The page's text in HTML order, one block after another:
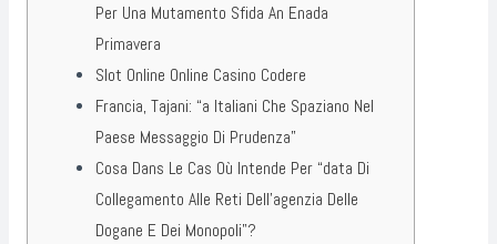
Per Una Mutamento Sfida An Enada
Primavera
Slot Online Online Casino Codere
Francia, Tajani: “a Italiani Che Spaziano Nel
Paese Messaggio Di Prudenza”
Cosa Dans Le Cas Où Intende Per “data Di
Collegamento Alle Reti Dell’agenzia Delle
Dogane E Dei Monopoli”?